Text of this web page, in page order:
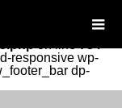
responsive wp-
dp-